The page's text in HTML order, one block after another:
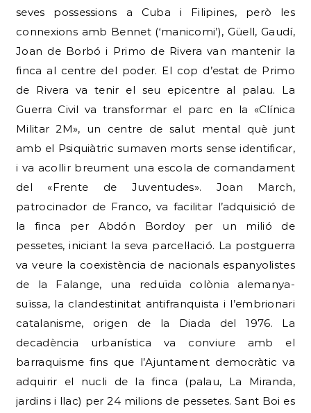
seves possessions a Cuba i Filipines, però les
connexions amb Bennet (‘manicomi’), Güell, Gaudí,
Joan de Borbó i Primo de Rivera van mantenir la
finca al centre del poder. El cop d’estat de Primo
de Rivera va tenir el seu epicentre al palau. La
Guerra Civil va transformar el parc en la «Clínica
Militar 2M», un centre de salut mental què junt
amb el Psiquiàtric sumaven morts sense identificar,
i va acollir breument una escola de comandament
del «Frente de Juventudes». Joan March,
patrocinador de Franco, va facilitar l’adquisició de
la finca per Abdón Bordoy per un milió de
pessetes, iniciant la seva parcel·lació. La postguerra
va veure la coexistència de nacionals espanyolistes
de la Falange, una reduïda colònia alemanya-
suïssa, la clandestinitat antifranquista i l’embrionari
catalanisme, origen de la Diada del 1976. La
decadència urbanística va conviure amb el
barraquisme fins que l’Ajuntament democràtic va
adquirir el nucli de la finca (palau, La Miranda,
jardins i llac) per 24 milions de pessetes. Sant Boi es